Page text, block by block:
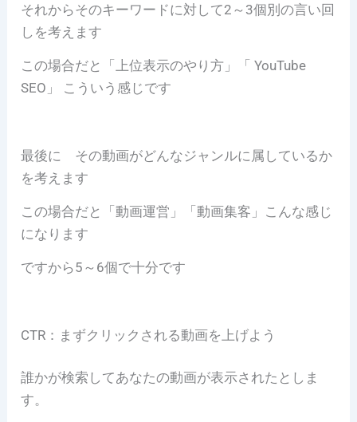
それからそのキーワードに対して2～3個別の言い回
しを考えます
この場合だと「上位表示のやり方」「 YouTube
SEO」 こういう感じです
最後に その動画がどんなジャンルに属しているか
を考えます
この場合だと「動画運営」「動画集客」こんな感じ
になります
ですから5～6個で十分です
CTR：まずクリックされる動画を上げよう
誰かが検索してあなたの動画が表示されたとしま
す。